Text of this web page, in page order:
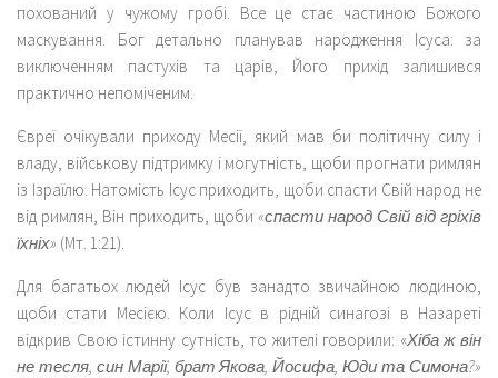
похований у чужому гробі. Все це стає частиною Божого
маскування. Бог детально планував народження Ісуса: за
виключенням пастухів та царів, Його прихід залишився
практично непоміченим.
Євреї очікували приходу Месії, який мав би політичну силу і
владу, військову підтримку і могутність, щоби прогнати римлян
із Ізраїлю. Натомість Ісус приходить, щоби спасти Свій народ не
від римлян, Він приходить, щоби «спасти народ Свій від гріхів
їхніх» (Мт. 1:21).
Для багатьох людей Ісус був занадто звичайною людиною,
щоби стати Месією. Коли Ісус в рідній синагозі в Назареті
відкрив Свою істинну сутність, то жителі говорили: «Хіба ж він
не тесля, син Марії, брат Якова, Йосифа, Юди та Симона?»